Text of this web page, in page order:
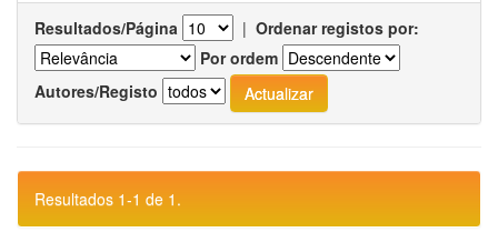
Resultados/Página | Ordenar registos por:
Por ordem
Autores/Registo
Resultados 1-1 de 1.